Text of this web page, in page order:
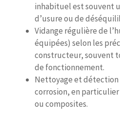
inhabituel est souvent
d’usure ou de
Vidange régulière de
équipées) selon les
constructeur, souvent
de fonctionnement.
Nettoyage et détection
corrosion, en
ou composites.